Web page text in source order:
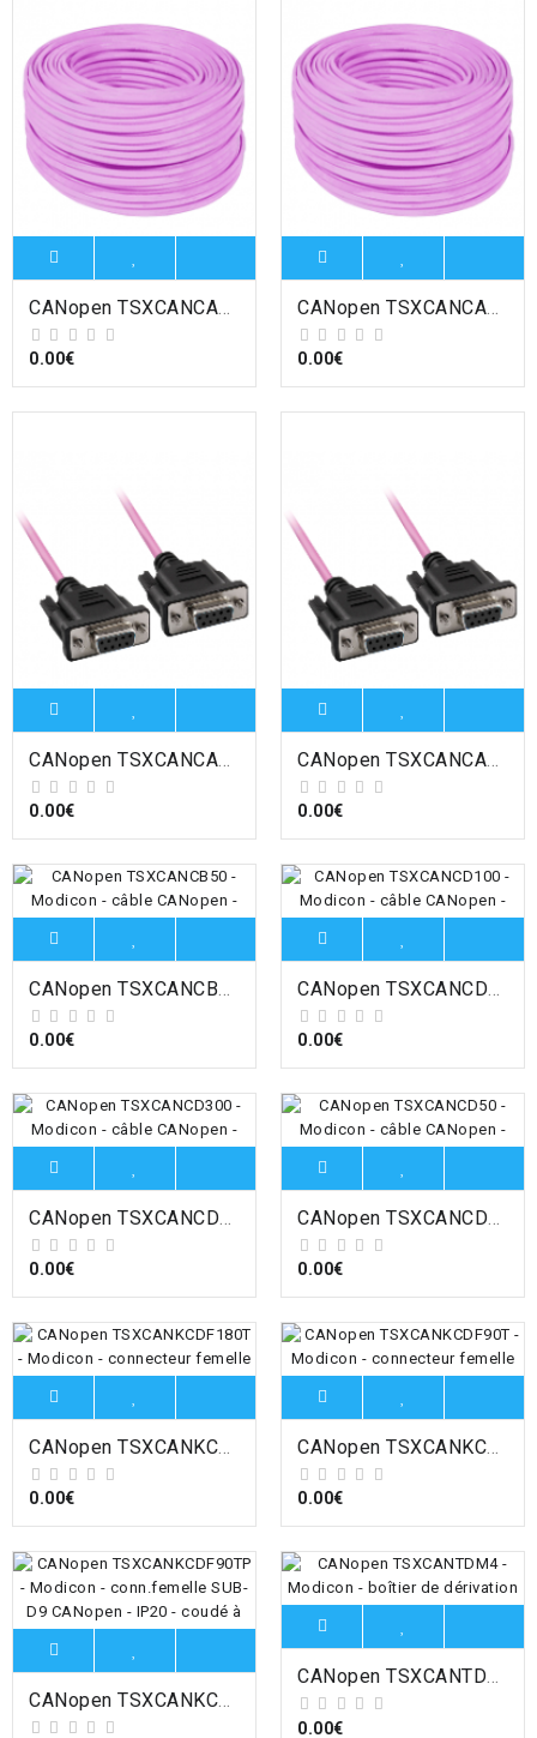
CANopen TSXCANCA300 - Modicon - câble CANopen - IP20 - IEC 60332-1 - 300m , Schneider Electric
0.00€
CANopen TSXCANCA50 - Modicon - câble CANopen - standard - IP20 - 50m , Schneider Electric
0.00€
CANopen TSXCANCADD1 - Modicon - cordon CANopen - conn. femelles moulés SUB-D9 - std - IP20 - 1m , Schneider Electric
0.00€
CANopen TSXCANCADD3 - Modicon - cordon CANopen - conn. femelles moulés SUB-D9 - std - IP20 - 3m , Schneider Electric
0.00€
CANopen TSXCANCB50 - Modicon - câble CANopen - standard - IP20 - UL - 50m , Schneider Electric
0.00€
CANopen TSXCANCD100 - Modicon - câble CANopen - pour environnement difficile - IP20 - 100m , Schneider Electric
0.00€
CANopen TSXCANCD300 - Modicon - câble CANopen - pour environnement difficile - IP20 - 300m , Schneider Electric
0.00€
CANopen TSXCANCD50 - Modicon - câble CANopen - pour environnement difficile - IP20 - 50m , Schneider Electric
0.00€
CANopen TSXCANKCDF180T - Modicon - connecteur femelle SUB-D9 CANopen - IP20 - droit , Schneider Electric
0.00€
CANopen TSXCANKCDF90T - Modicon - connecteur femelle SUB-D9 CANopen - IP20 - coudé à 90° , Schneider Electric
0.00€
CANopen TSXCANKCDF90TP - Modicon - conn.femelle SUB-D9 CANopen - IP20 - coudé à 90° - conn. suppl. inclus , Schneider Electric
CANopen TSXCANTDM4 - Modicon - boîtier de dérivation CANopen - 1 bornier à viset 4 SUB-D9 , Schneider Electric
0.00€